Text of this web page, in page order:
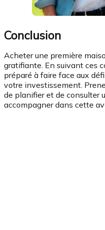
Conclusion
Acheter une première
gratifiante. En suivant ces
préparé à faire face aux
votre investissement.
de planifier et de consulter
accompagner dans cette